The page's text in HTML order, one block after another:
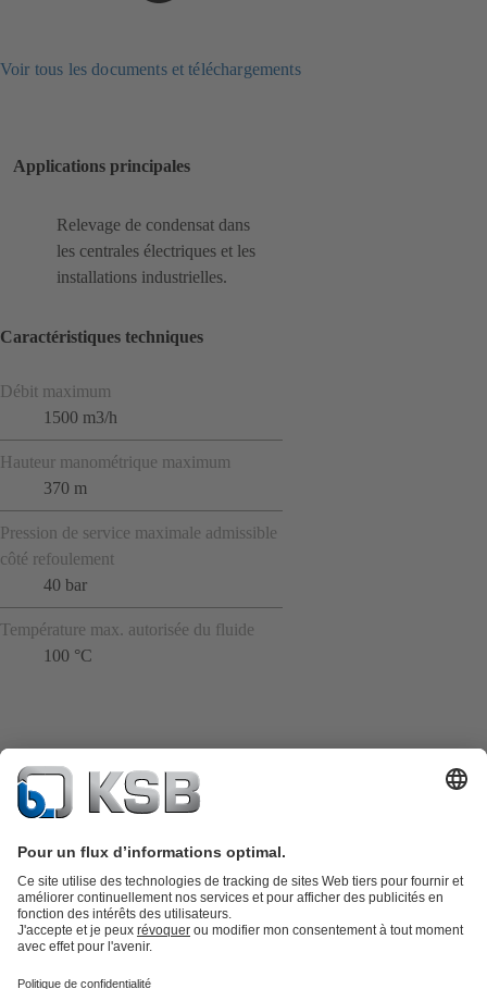
Voir tous les documents et téléchargements
Applications principales
Relevage de condensat dans
les centrales électriques et les
installations industrielles.
Caractéristiques techniques
Débit maximum
1500 m3/h
Hauteur manométrique maximum
370 m
Pression de service maximale admissible
côté refoulement
40 bar
Température max. autorisée du fluide
100 °C
Catalogue produitsKSB SupremeServ : Pièces de rechange